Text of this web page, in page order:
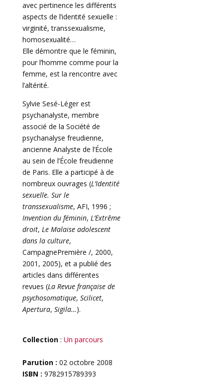
avec pertinence les différents
aspects de l’identité sexuelle :
virginité, transsexualisme,
homosexualité…
Elle démontre que le féminin,
pour l’homme comme pour la
femme, est la rencontre avec
l’altérité.
Sylvie Sesé-Léger est
psychanalyste, membre
associé de la Société de
psychanalyse freudienne,
ancienne Analyste de l’École
au sein de l’École freudienne
de Paris. Elle a participé à de
nombreux ouvrages (L’Identité
sexuelle. Sur le
transsexualisme, AFI, 1996 ;
Invention du féminin, L’Extrême
droit, Le Malaise adolescent
dans la culture,
CampagnePremière /, 2000,
2001, 2005), et a publié des
articles dans différentes
revues (La Revue française de
psychosomatique, Scilicet,
Apertura, Sigila…).
Collection: Un parcours
Parution : 02 octobre 2008
ISBN : 9782915789393